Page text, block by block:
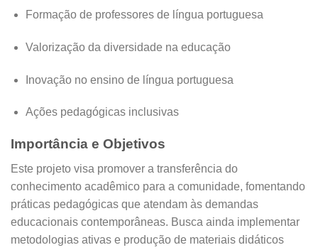
Formação de professores de língua portuguesa
Valorização da diversidade na educação
Inovação no ensino de língua portuguesa
Ações pedagógicas inclusivas
Importância e Objetivos
Este projeto visa promover a transferência do
conhecimento acadêmico para a comunidade, fomentando
práticas pedagógicas que atendam às demandas
educacionais contemporâneas. Busca ainda implementar
metodologias ativas e produção de materiais didáticos